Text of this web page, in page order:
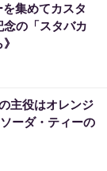
集めてカスタ
の「スタバカ
主役はオレンジ
ーダ・ティーの